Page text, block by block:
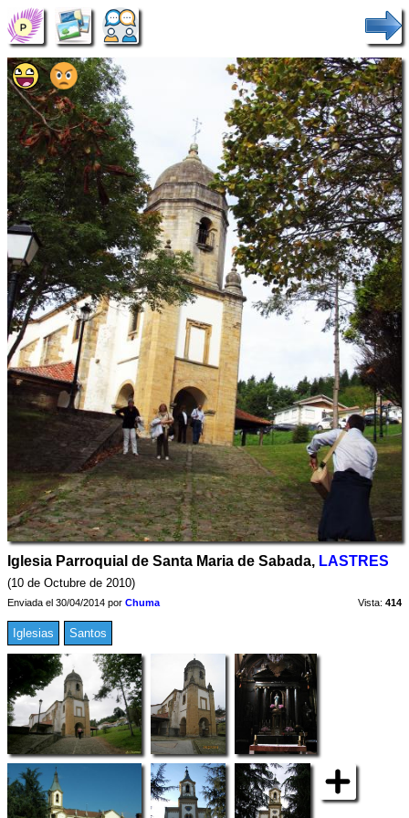
Iglesia Parroquial de Santa Maria de Sabada, LASTRES
(10 de Octubre de 2010)
Enviada el 30/04/2014 por Chuma Vista: 414
Iglesias Santos